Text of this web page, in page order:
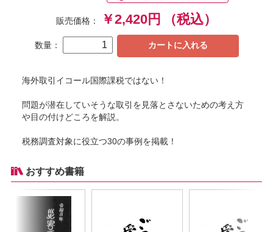
販売価格： ￥2,420円 （税込）
数量： カートに入れる
海外取引イコール国際課税ではない！
問題が潜在していそうな取引を見落とさないための考え方
や目の付けどころを解説。
税務調査対象に役立つ30の事例を掲載！
おすすめ書籍